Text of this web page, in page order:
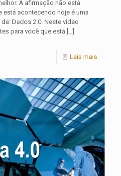
A afirmação não está
está acontecendo hoje é uma
Dados 2.0. Neste vídeo
para você que está
Leia mais